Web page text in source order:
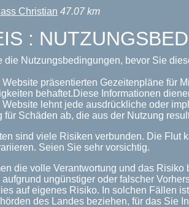
Christian 47.07 km
:
die Nutzungsbedingungen, bevor Sie
Website präsentierten Gezeitenpläne für
behaftet.Diese Informationen
Website lehnt jede ausdrückliche oder
für Schäden ab, die aus der Nutzung
sind viele Risiken verbunden. Die Flut
Seien Sie sehr vorsichtig.
die volle Verantwortung und das Risiko
aufgrund ungünstiger oder falscher
auf eigenes Risiko. In solchen Fällen
des Landes beziehen, für das Sie